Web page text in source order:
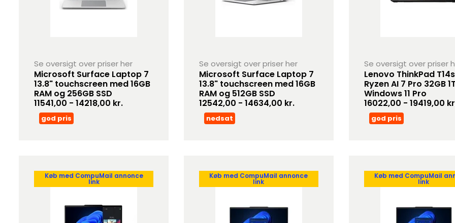
Se oversigt over priser her
Microsoft Surface Laptop 7
13.8" touchscreen med 16GB
RAM og 256GB SSD
11541,00 - 14218,00 kr.
god pris
Se oversigt over priser her
Microsoft Surface Laptop 7
13.8" touchscreen med 16GB
RAM og 512GB SSD
12542,00 - 14634,00 kr.
nedsat
Se oversigt over priser
Lenovo ThinkPad
Ryzen AI 7 Pro 32GB
Windows 11 Pro
16022,00 - 19419,00
god pris
Køb med CompuMail annonce
link
Køb med CompuMail annonce
link
Køb med CompuMail
link